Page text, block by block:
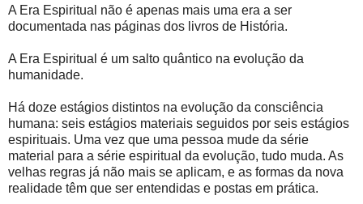
A Era Espiritual não é apenas mais uma era a ser
documentada nas páginas dos livros de História.
A Era Espiritual é um salto quântico na evolução da
humanidade.
Há doze estágios distintos na evolução da consciência
humana: seis estágios materiais seguidos por seis estágios
espirituais. Uma vez que uma pessoa mude da série
material para a série espiritual da evolução, tudo muda. As
velhas regras já não mais se aplicam, e as formas da nova
realidade têm que ser entendidas e postas em prática.